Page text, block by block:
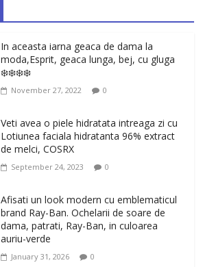
In aceasta iarna geaca de dama la
moda,Esprit, geaca lunga, bej, cu gluga
❄️❄️❄️❄️
November 27, 2022 0
Veti avea o piele hidratata intreaga zi cu
Lotiunea faciala hidratanta 96% extract
de melci, COSRX
September 24, 2023 0
Afisati un look modern cu emblematicul
brand Ray-Ban. Ochelarii de soare de
dama, patrati, Ray-Ban, in culoarea
auriu-verde
January 31, 2026 0